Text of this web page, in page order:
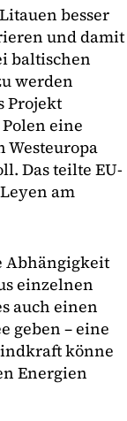
besser
und damit
baltischen
werden
Projekt
eine
Das teilte EU-
am
Abhängigkeit
einzelnen
auch einen
geben – eine
könne
Energien